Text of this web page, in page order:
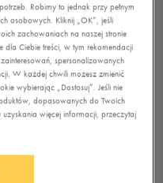
Robimy to jednak przy pełnym
osobowych. Kliknij „OK”, jeśli
zachowaniach na naszej stronie
Ciebie treści, w tym rekomendacji
spersonalizowanych
W każdej chwili możesz zmienić
wybierając „Dostosuj”. Jeśli nie
dopasowanych do Twoich
więcej informacji, przeczytaj